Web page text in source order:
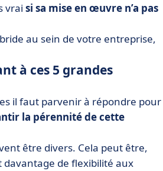
vrai si sa mise en œuvre n’a pas
au sein de votre entreprise,
à ces 5 grandes
il faut parvenir à répondre pour
la pérennité de cette
être divers. Cela peut être,
de flexibilité aux